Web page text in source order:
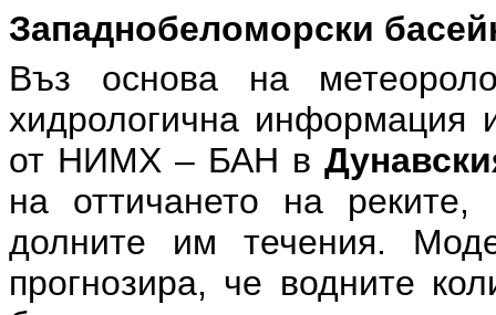
Западнобеломорски
Въз основа на
хидрологична информация
от НИМХ – БАН в
на оттичането на
долните им течения.
прогнозира, че водните